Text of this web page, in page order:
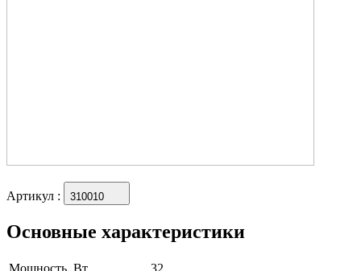
Артикул : 310010
Основные характеристики
Мощность, Вт
32